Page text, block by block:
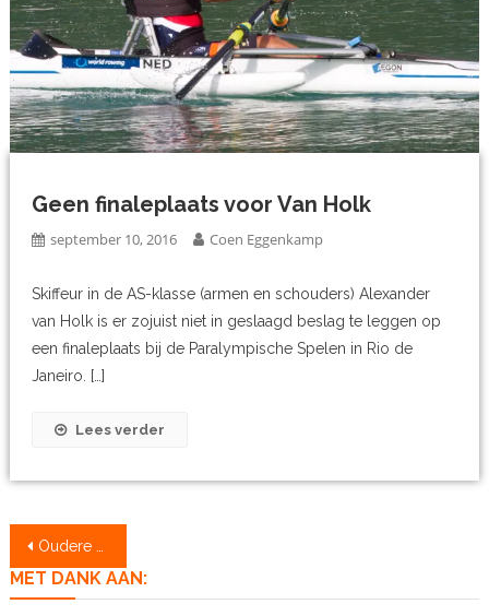
Geen finaleplaats voor Van Holk
september 10, 2016 Coen Eggenkamp
Skiffeur in de AS-klasse (armen en schouders) Alexander
van Holk is er zojuist niet in geslaagd beslag te leggen op
een finaleplaats bij de Paralympische Spelen in Rio de
Janeiro. […]
Lees verder
Berichtennavigatie
Oudere berichten
MET DANK AAN: